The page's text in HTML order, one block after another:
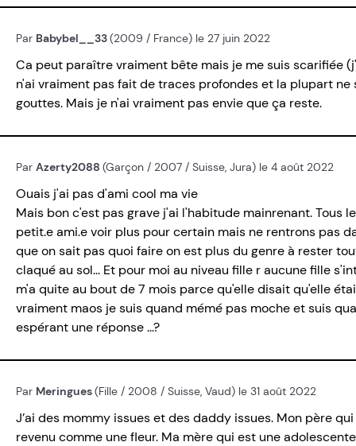
Par Babybel__33(2009 / France) le 27 juin 2022
Ca peut paraître vraiment bête mais je me suis scarifiée
n'ai vraiment pas fait de traces profondes et la plupart
gouttes. Mais je n'ai vraiment pas envie que ça reste.
Par Azerty2088 (Garçon / 2007 / Suisse, Jura) le 4 août 2022
Ouais j'ai pas d'ami cool ma vie
Mais bon c'est pas grave j'ai l'habitude mainrenant. Tous
petit.e ami.e voir plus pour certain mais ne rentrons pas
que on sait pas quoi faire on est plus du genre à rester
claqué au sol... Et pour moi au niveau fille r aucune fille
m'a quite au bout de 7 mois parce qu'elle disait qu'elle
vraiment maos je suis quand mémé pas moche et suis
espérant une réponse ...?
Par Meringues(Fille / 2008 / Suisse, Vaud) le 31 août 2022
J’ai des mommy issues et des daddy issues. Mon père
revenu comme une fleur. Ma mère qui est une